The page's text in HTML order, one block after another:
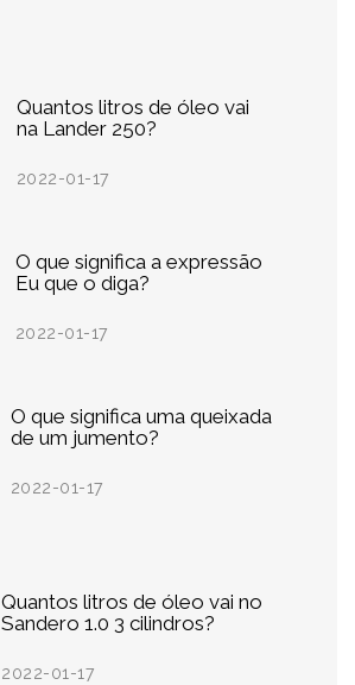
Quantos litros de óleo vai
na Lander 250?
2022-01-17
O que significa a expressão
Eu que o diga?
2022-01-17
O que significa uma queixada
de um jumento?
2022-01-17
Quantos litros de óleo vai no
Sandero 1.0 3 cilindros?
2022-01-17